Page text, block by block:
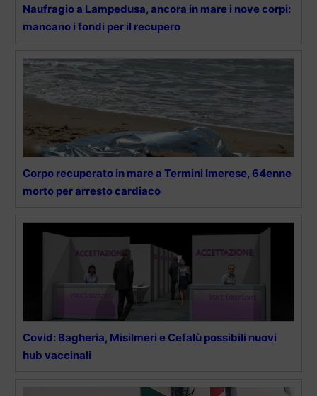
Naufragio a Lampedusa, ancora in mare i nove corpi:
mancano i fondi per il recupero
Corpo recuperato in mare a Termini Imerese, 64enne
morto per arresto cardiaco
Covid: Bagheria, Misilmeri e Cefalù possibili nuovi
hub vaccinali